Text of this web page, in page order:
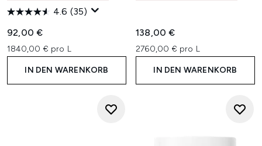
4.6 (35)
92,00 €
1840,00 € pro L
IN DEN WARENKORB
138,00 €
2760,00 € pro L
IN DEN WARENKORB